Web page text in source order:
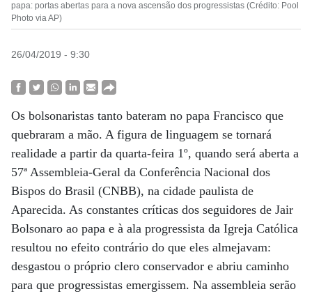
papa: portas abertas para a nova ascensão dos progressistas (Crédito: Pool
Photo via AP)
26/04/2019 - 9:30
Os bolsonaristas tanto bateram no papa Francisco que
quebraram a mão. A figura de linguagem se tornará
realidade a partir da quarta-feira 1º, quando será aberta a
57ª Assembleia-Geral da Conferência Nacional dos
Bispos do Brasil (CNBB), na cidade paulista de
Aparecida. As constantes críticas dos seguidores de Jair
Bolsonaro ao papa e à ala progressista da Igreja Católica
resultou no efeito contrário do que eles almejavam:
desgastou o próprio clero conservador e abriu caminho
para que progressistas emergissem. Na assembleia serão